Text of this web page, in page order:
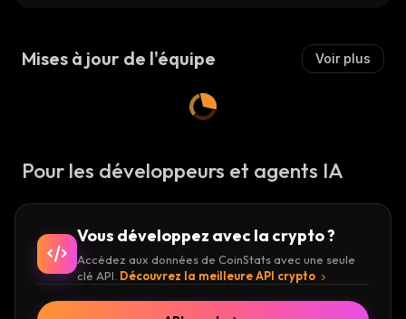
Mises à jour de l'équipe Voir plus
Pour les développeurs et agents IA
Vous développez avec la crypto ?
Accédez aux données de CoinStats avec une seule
clé API. Découvrez la meilleure API crypto